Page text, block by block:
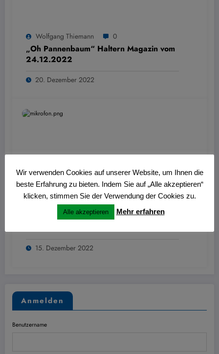
Wolfgang Thiemann 0
„Oh Pannenbaum“ Haltern Magazin vom
24.12.2022
20. Dezember 2022
Wolfgang Thiemann 0
Journal am Sonntag vom 18.12.2022:
15. Dezember 2022
Anmelden
Benutzername
Wir verwenden Cookies auf unserer Website, um Ihnen die
beste Erfahrung zu bieten. Indem Sie auf „Alle akzeptieren“
klicken, stimmen Sie der Verwendung der Cookies zu.
Alle akzeptieren Mehr erfahren